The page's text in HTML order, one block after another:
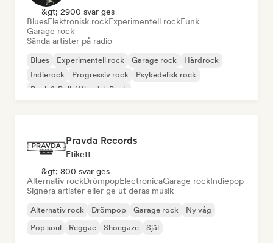
&gt; 2900 svar ges
BluesElektronisk rockExperimentell rockFunk
Garage rock
Sända artister på radio
Blues Experimentell rock Garage rock
Hårdrock
Indierock
Progressiv rock
Psykedelisk rock
Rock & Roll / Klassisk Rock
Pravda Records
Etikett
&gt; 800 svar ges
Alternativ rockDrömpopElectronicaGarage rockIndiepop
Signera artister eller ge ut deras musik
Alternativ rock Drömpop Garage rock
Ny våg
Pop soul
Reggae Shoegaze Själ